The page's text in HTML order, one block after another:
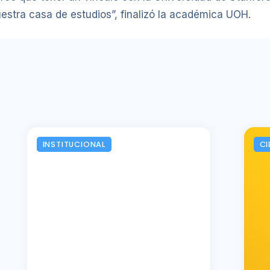
casa de estudios”, finalizó la académica UOH.
INSTITUCIONAL